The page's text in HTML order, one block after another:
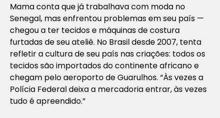
Mama conta que já trabalhava com moda no
Senegal, mas enfrentou problemas em seu país —
chegou a ter tecidos e máquinas de costura
furtadas de seu ateliê. No Brasil desde 2007, tenta
refletir a cultura de seu país nas criações: todos os
tecidos são importados do continente africano e
chegam pelo aeroporto de Guarulhos. “Às vezes a
Polícia Federal deixa a mercadoria entrar, às vezes
tudo é apreendido.”